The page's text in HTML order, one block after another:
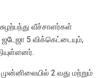
வீச்சாளர்கள்
ஜடேஜா 5 விக்கெட்டையும்,
2 வது மற்றும்